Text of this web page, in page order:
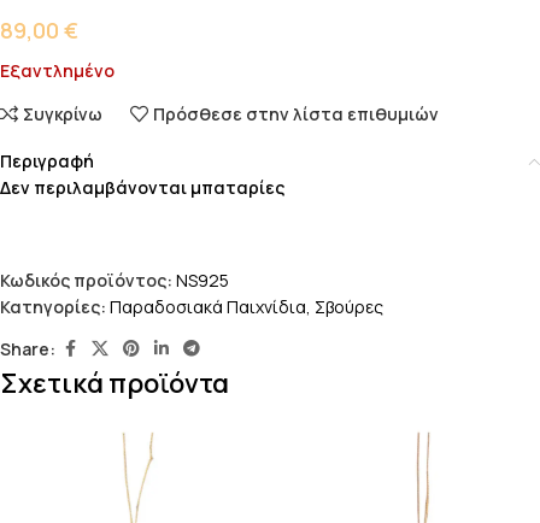
89,00 €
Εξαντλημένο
Συγκρίνω
Πρόσθεσε στην λίστα επιθυμιών
Περιγραφή
Δεν περιλαμβάνονται μπαταρίες
Κωδικός προϊόντος: NS925
Κατηγορίες: Παραδοσιακά Παιχνίδια, Σβούρες
Share:
Σχετικά προϊόντα